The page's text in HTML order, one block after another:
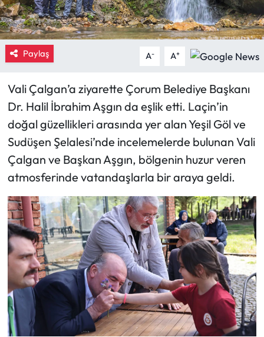
Paylaş A- A+
Vali Çalgan’a ziyarette Çorum Belediye Başkanı
Dr. Halil İbrahim Aşgın da eşlik etti. Laçin’in
doğal güzellikleri arasında yer alan Yeşil Göl ve
Sudüşen Şelalesi’nde incelemelerde bulunan Vali
Çalgan ve Başkan Aşgın, bölgenin huzur veren
atmosferinde vatandaşlarla bir araya geldi.
İskilip Haberleri
Kargı Haberleri
Kültür Sanat
Laçin Haberleri
Magazin
Mecitözü Haberleri
Oğuzlar Haberleri
Ortaköy Haberleri
Osmancık Haberleri
Otomotiv